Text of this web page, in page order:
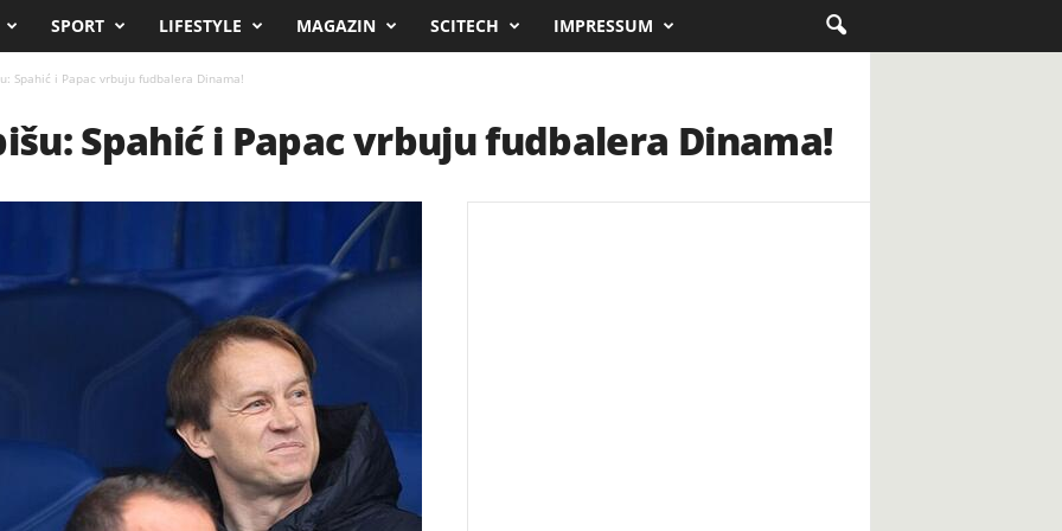
SPORT LIFESTYLE MAGAZIN SCITECH IMPRESSUM
Spahić i Papac vrbuju fudbalera Dinama!
Spahić i Papac vrbuju fudbalera Dinama!